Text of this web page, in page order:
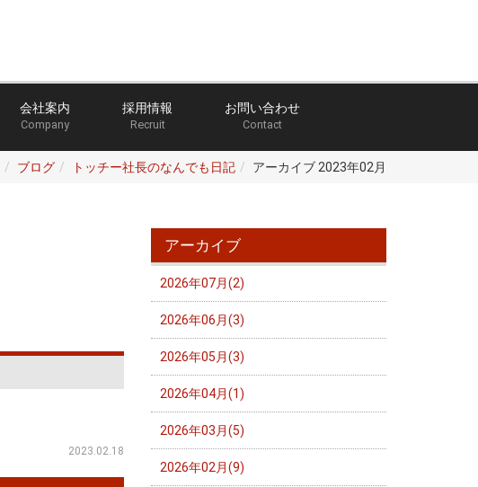
会社案内
Company
採用情報
Recruit
お問い合わせ
Contact
ブログ トッチー社長のなんでも日記 アーカイブ 2023年02月
2023.02.18
アーカイブ
2026年07月(2)
2026年06月(3)
2026年05月(3)
2026年04月(1)
2026年03月(5)
2026年02月(9)